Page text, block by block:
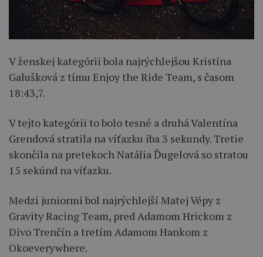
V ženskej kategórii bola najrýchlejšou Kristína
Galušková z tímu Enjoy the Ride Team, s časom
18:43,7.
V tejto kategórii to bolo tesné a druhá Valentína
Grendová stratila na víťazku iba 3 sekundy. Tretie
skončila na pretekoch Natália Ďugelová so stratou
15 sekúnd na víťazku.
Medzi juniormi bol najrýchlejší Matej Vépy z
Gravity Racing Team, pred Adamom Hrickom z
Divo Trenčín a tretím Adamom Hankom z
Okoeverywhere.